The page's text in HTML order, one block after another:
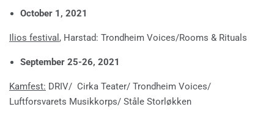
October 1, 2021
Ilios festival , Harstad: Trondheim Voices/Rooms & Rituals
September 25-26, 2021
Kamfest: DRIV/ Cirka Teater/ Trondheim Voices/
Luftforsvarets Musikkorps/ Ståle Storløkken